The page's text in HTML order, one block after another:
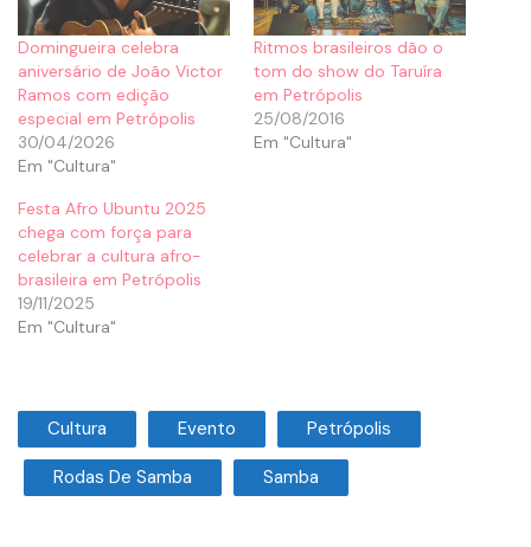
Domingueira celebra
aniversário de João Victor
Ramos com edição
especial em Petrópolis
30/04/2026
Em "Cultura"
Ritmos brasileiros dão o
tom do show do Taruíra
em Petrópolis
25/08/2016
Em "Cultura"
Festa Afro Ubuntu 2025
chega com força para
celebrar a cultura afro-
brasileira em Petrópolis
19/11/2025
Em "Cultura"
Cultura Evento Petrópolis
Rodas De Samba Samba